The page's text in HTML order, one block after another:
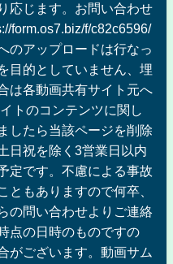
応じます。お問い合わせ
form.os7.biz/f/c82c6596/
のアップロードは行なっ
目的としていません、埋
は各動画共有サイト元へ
トのコンテンツに関し
したら当該ページを削除
日祝を除く3営業日以内
定です。不慮による事故
ともありますので何卒、
の問い合わせよりご連絡
点の日時のものですの
がございます。動画サム